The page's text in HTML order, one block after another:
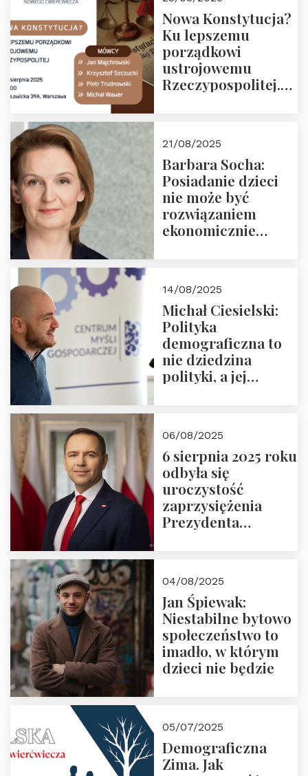
Nowa Konstytucja?
Ku lepszemu
porządkowi
ustrojowemu
Rzeczypospolitej.
Nowego
Ćwierćwiecza”
21/08/2025
Barbara Socha:
Posiadanie dzieci
nie może być
rozwiązaniem
ekonomicznie
14/08/2025
Michał Ciesielski:
Polityka
demograficzna to
nie dziedzina
polityki, a jej
06/08/2025
6 sierpnia 2025 roku
odbyła się
uroczystość
zaprzysiężenia
Prezydenta
Nawrockiego
04/08/2025
Jan Śpiewak:
Niestabilne bytowo
społeczeństwo to
imadło, w którym
dzieci nie będzie
05/07/2025
Demograficzna
Zima. Jak